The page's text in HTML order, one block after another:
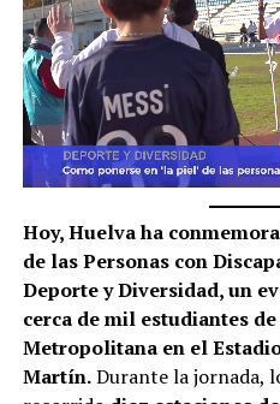
Hoy, Huelva ha
de las Personas con
Deporte y Diversidad, un
cerca de mil estudiantes
Metropolitana en el
Martín.Durante la jornada,